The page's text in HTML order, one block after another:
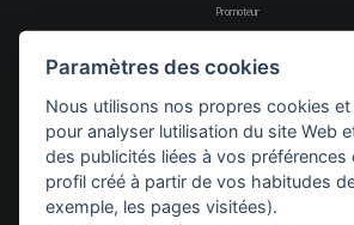
Promoteur
Avec le soutien de
Paramètres des cookies
Nous utilisons nos propres cookies
pour analyser lutilisation du site Web
des publicités liées à vos préférences
profil créé à partir de vos habitudes
exemple, les pages visitées).